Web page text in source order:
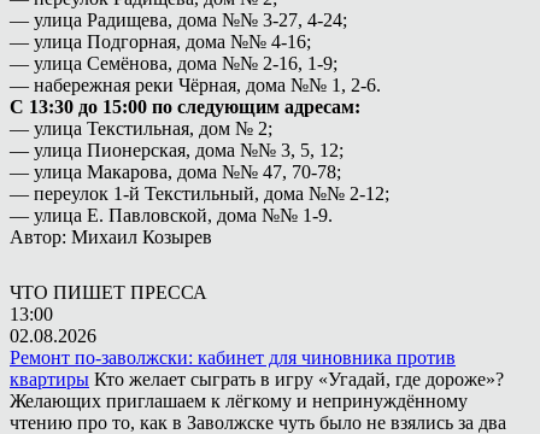
— улица Радищева, дома №№ 3-27, 4-24;
— улица Подгорная, дома №№ 4-16;
— улица Семёнова, дома №№ 2-16, 1-9;
— набережная реки Чёрная, дома №№ 1, 2-6.
С 13:30 до 15:00 по следующим адресам:
— улица Текстильная, дом № 2;
— улица Пионерская, дома №№ 3, 5, 12;
— улица Макарова, дома №№ 47, 70-78;
— переулок 1-й Текстильный, дома №№ 2-12;
— улица Е. Павловской, дома №№ 1-9.
Автор: Михаил Козырев
ЧТО ПИШЕТ ПРЕССА
13:00
02.08.2026
Ремонт по-заволжски: кабинет для чиновника против
квартиры Кто желает сыграть в игру «Угадай, где дороже»?
Желающих приглашаем к лёгкому и непринуждённому
чтению про то, как в Заволжске чуть было не взялись за два